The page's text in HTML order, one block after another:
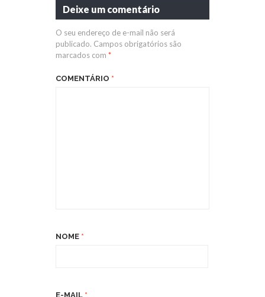
Deixe um comentário
O seu endereço de e-mail não será
publicado. Campos obrigatórios são
marcados com *
COMENTÁRIO *
NOME *
E-MAIL *